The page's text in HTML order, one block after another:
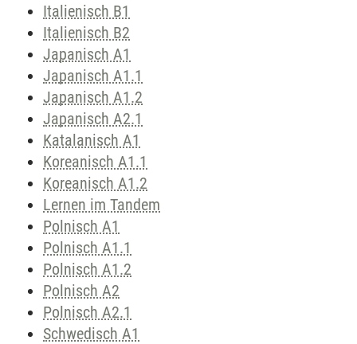
Italienisch B1
Italienisch B2
Japanisch A1
Japanisch A1.1
Japanisch A1.2
Japanisch A2.1
Katalanisch A1
Koreanisch A1.1
Koreanisch A1.2
Lernen im Tandem
Polnisch A1
Polnisch A1.1
Polnisch A1.2
Polnisch A2
Polnisch A2.1
Schwedisch A1